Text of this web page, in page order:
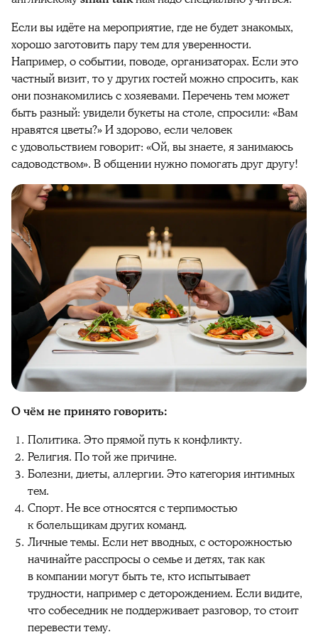
Если вы идёте на мероприятие, где не будет знакомых,
хорошо заготовить пару тем для уверенности.
Например, о событии, поводе, организаторах. Если это
частный визит, то у других гостей можно спросить, как
они познакомились с хозяевами. Перечень тем может
быть разный: увидели букеты на столе, спросили: «Вам
нравятся цветы?» И здорово, если человек
с удовольствием говорит: «Ой, вы знаете, я занимаюсь
садоводством». В общении нужно помогать друг другу!
О чём не принято говорить:
Политика. Это прямой путь к конфликту.
Религия. По той же причине.
Болезни, диеты, аллергии. Это категория интимных
тем.
Спорт. Не все относятся с терпимостью
к болельщикам других команд.
Личные темы. Если нет вводных, с осторожностью
начинайте расспросы о семье и детях, так как
в компании могут быть те, кто испытывает
трудности, например с деторождением. Если видите,
что собеседник не поддерживает разговор, то стоит
перевести тему.